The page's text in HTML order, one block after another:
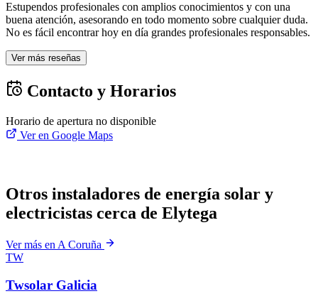
Estupendos profesionales con amplios conocimientos y con una
buena atención, asesorando en todo momento sobre cualquier duda.
No es fácil encontrar hoy en día grandes profesionales responsables.
Ver más reseñas
Contacto y Horarios
Horario de apertura no disponible
Ver en Google Maps
Otros instaladores de energía solar y
electricistas cerca de Elytega
Ver más en A Coruña
TW
Twsolar Galicia